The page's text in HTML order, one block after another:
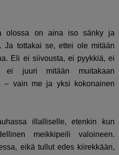
olossa on aina iso sänky ja
Ja tottakai se, ettei ole mitään
Eli ei siivousta, ei pyykkiä, ei
juuri mitään muitakaan
– vain me ja yksi kokonainen
illalliselle, etenkin kun
meikkipeili valoineen.
eikä tullut edes kiirekkään,